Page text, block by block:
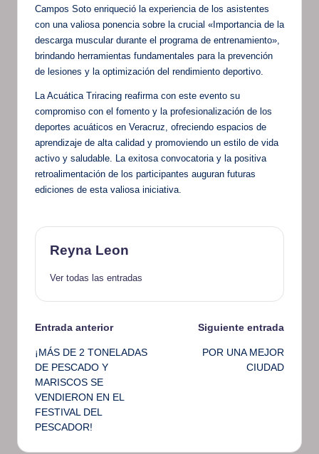
Campos Soto enriqueció la experiencia de los asistentes
con una valiosa ponencia sobre la crucial «Importancia de la
descarga muscular durante el programa de entrenamiento»,
brindando herramientas fundamentales para la prevención
de lesiones y la optimización del rendimiento deportivo.
La Acuática Triracing reafirma con este evento su
compromiso con el fomento y la profesionalización de los
deportes acuáticos en Veracruz, ofreciendo espacios de
aprendizaje de alta calidad y promoviendo un estilo de vida
activo y saludable. La exitosa convocatoria y la positiva
retroalimentación de los participantes auguran futuras
ediciones de esta valiosa iniciativa.
Reyna Leon
Ver todas las entradas
Navegación
de
entradas
Entrada anterior
¡MÁS DE 2 TONELADAS
DE PESCADO Y
MARISCOS SE
VENDIERON EN EL
FESTIVAL DEL
PESCADOR!
Siguiente entrada
POR UNA MEJOR
CIUDAD